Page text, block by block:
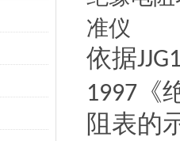
依据
1997 《
阻表的